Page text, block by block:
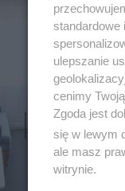
standardowe
ulepszanie
cenimy
Zgoda jest
się w lewym
ale masz
witrynie.